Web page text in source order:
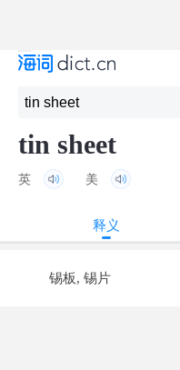
tin sheet
英 美
释义
锡板, 锡片